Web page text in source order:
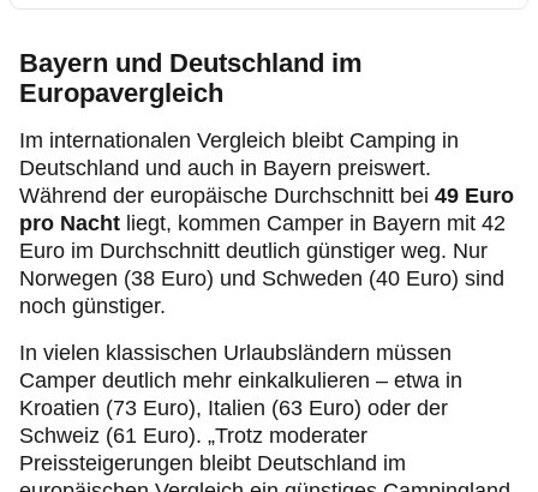
Bayern und Deutschland im
Europavergleich
Im internationalen Vergleich bleibt Camping in
Deutschland und auch in Bayern preiswert.
Während der europäische Durchschnitt bei 49 Euro
pro Nacht liegt, kommen Camper in Bayern mit 42
Euro im Durchschnitt deutlich günstiger weg. Nur
Norwegen (38 Euro) und Schweden (40 Euro) sind
noch günstiger.
In vielen klassischen Urlaubsländern müssen
Camper deutlich mehr einkalkulieren – etwa in
Kroatien (73 Euro), Italien (63 Euro) oder der
Schweiz (61 Euro). „Trotz moderater
Preissteigerungen bleibt Deutschland im